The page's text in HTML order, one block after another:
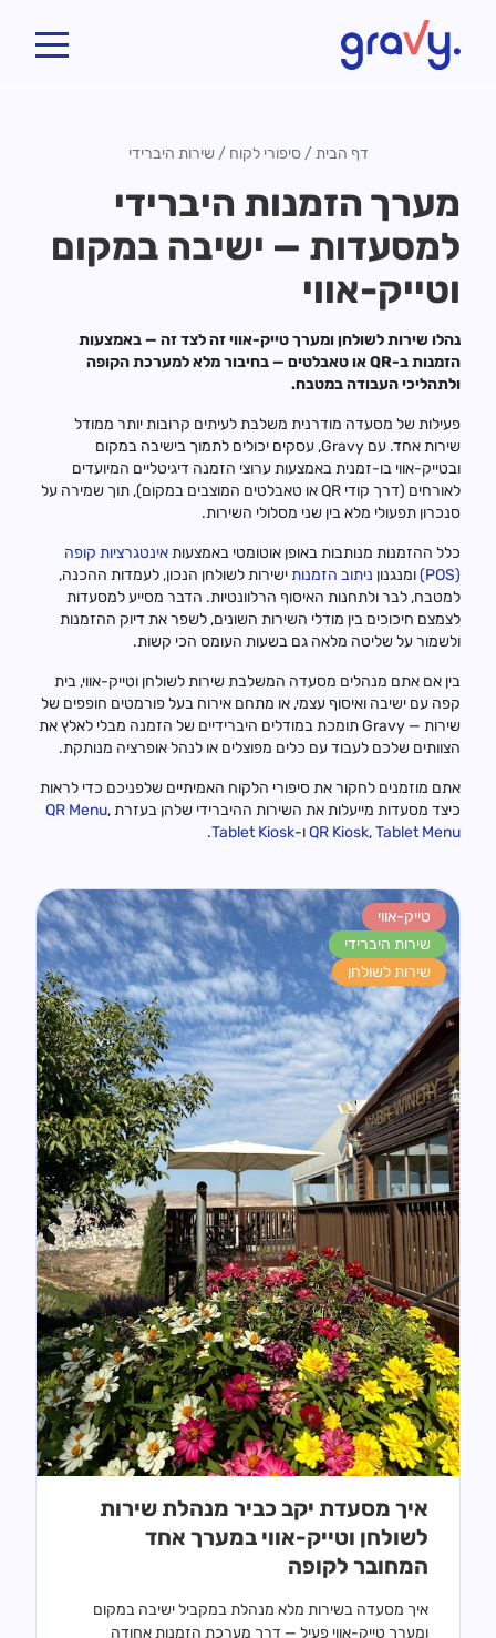
דף הבית/ סיפורי לקוח / שירות היברידי
מערך הזמנות היברידי
למסעדות — ישיבה במקום
וטייק-אווי
נהלו שירות לשולחן ומערך טייק-אווי זה לצד זה — באמצעות
הזמנות ב-QR או טאבלטים — בחיבור מלא למערכת הקופה
ולתהליכי העבודה במטבח.
פעילות של מסעדה מודרנית משלבת לעיתים קרובות יותר ממודל
שירות אחד. עם Gravy, עסקים יכולים לתמוך בישיבה במקום
ובטייק-אווי בו-זמנית באמצעות ערוצי הזמנה דיגיטליים המיועדים
לאורחים (דרך קודי QR או טאבלטים המוצבים במקום), תוך שמירה על
סנכרון תפעולי מלא בין שני מסלולי השירות.
כלל ההזמנות מנותבות באופן אוטומטי באמצעותאינטגרציות קופה
(POS)
ומנגנון ניתוב הזמנותישירות לשולחן הנכון, לעמדות ההכנה,
למטבח, לבר ולתחנות האיסוף הרלוונטיות. הדבר מסייע למסעדות
לצמצם חיכוכים בין מודלי השירות השונים, לשפר את דיוק ההזמנות
ולשמור על שליטה מלאה גם בשעות העומס הכי קשות.
בין אם אתם מנהלים מסעדה המשלבת שירות לשולחן וטייק-אווי, בית
קפה עם ישיבה ואיסוף עצמי, או מתחם אירוח בעל פורמטים חופפים של
שירות — Gravy תומכת במודלים היברידיים של הזמנה מבלי לאלץ את
הצוותים שלכם לעבוד עם כלים מפוצלים או לנהל אופרציה מנותקת.
אתם מוזמנים לחקור את סיפורי הלקוח האמיתיים שלפניכם כדי לראות
כיצד מסעדות מייעלות את השירות ההיברידי שלהן בעזרת QR Menu,
QR Kiosk,Tablet Menu ו-Tablet Kiosk
.
טייק-אווי
שירות היברידי
שירות לשולחן
איך מסעדת יקב כביר מנהלת שירות
לשולחן וטייק-אווי במערך אחד
המחובר לקופה
איך מסעדה בשירות מלא מנהלת במקביל ישיבה במקום
ומערך טייק-אווי פעיל — דרך מערכת הזמנות אחודה